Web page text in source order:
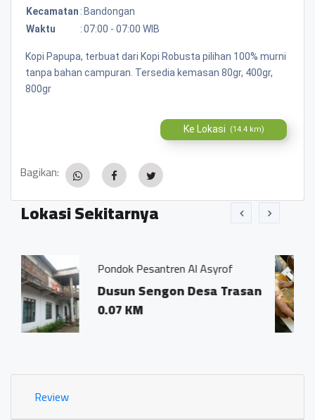
Kecamatan : Bandongan
Waktu
:07:00 - 07:00 WIB
Kopi Papupa, terbuat dari Kopi Robusta pilihan 100% murni
tanpa bahan campuran. Tersedia kemasan 80gr, 400gr,
800gr
Ke Lokasi (14.4 km)
Bagikan:
Lokasi Sekitarnya
Pesantren Al Asyrof
Sengon Desa Trasan
Jamu
Dsn.
Trasan
0.03 KM
Review